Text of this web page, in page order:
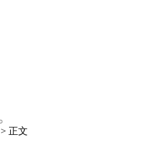
> 正文